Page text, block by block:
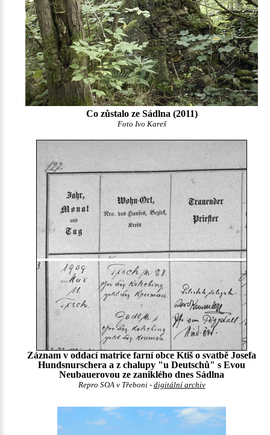
Co zůstalo ze Sádlna (2011)
Foto Ivo Kareš
Záznam v oddací matrice farní obce Ktiš o svatbě Josefa
Hundsnurschera a z chalupy "u Deutschů" s Evou
Neubauerovou ze zaniklého dnes Sádlna
Repro SOA v Třeboni - digitální archiv